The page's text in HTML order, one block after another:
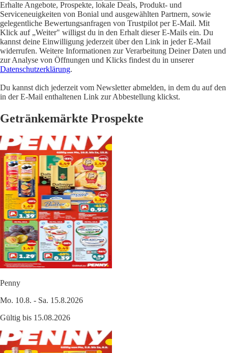
Erhalte Angebote, Prospekte, lokale Deals, Produkt- und
Serviceneuigkeiten von Bonial und ausgewählten Partnern, sowie
gelegentliche Bewertungsanfragen von Trustpilot per E-Mail. Mit
Klick auf „Weiter" willigst du in den Erhalt dieser E-Mails ein. Du
kannst deine Einwilligung jederzeit über den Link in jeder E-Mail
widerrufen. Weitere Informationen zur Verarbeitung Deiner Daten und
zur Analyse von Öffnungen und Klicks findest du in unserer
Datenschutzerklärung.
Du kannst dich jederzeit vom Newsletter abmelden, in dem du auf den
in der E-Mail enthaltenen Link zur Abbestellung klickst.
Getränkemärkte Prospekte
Penny
Mo. 10.8. - Sa. 15.8.2026
Gültig bis 15.08.2026